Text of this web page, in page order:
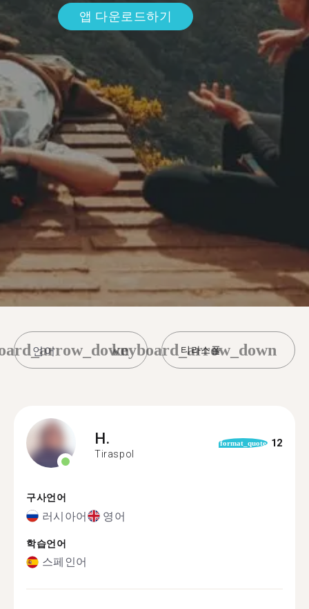
앱 다운로드하기
티라스폴
keyboard_arrow_down
H.
Tiraspol
format_quote 12
구사언어
러시아어 영어
학습언어
스페인어